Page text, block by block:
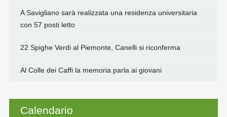
A Savigliano sarà realizzata una residenza universitaria
con 57 posti letto
22 Spighe Verdi al Piemonte, Canelli si riconferma
Al Colle dei Caffi la memoria parla ai giovani
Calendario